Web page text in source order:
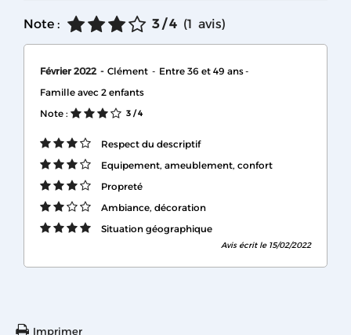
Note : 3 / 4 (1 avis)
Février 2022 Clément
Entre 36 et 49 ans
Famille avec 2 enfants
Note :
3 / 4
Respect du descriptif
Equipement, ameublement, confort
Propreté
Ambiance, décoration
Situation géographique
Avis écrit le 15/02/2022
Imprimer